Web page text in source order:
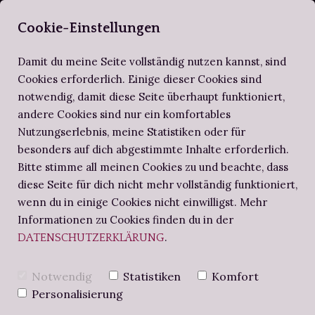
ZIRKEL DER SELBERBUCHBINDER
BUCHBINDEN-WORKSHOPS
BUCHBINDERS BRIEFE
SCHRITT FÜR SCHRITT
BUCHBINDE-PROJEKTE
ALTES WISSEN
NOTIZBUCH
ALTES PAPIER IN
MARMOR -
Cookie-Einstellungen
Damit du meine Seite vollständig nutzen kannst, sind
Cookies erforderlich. Einige dieser Cookies sind
notwendig, damit diese Seite überhaupt funktioniert,
andere Cookies sind nur ein komfortables
Nutzungserlebnis, meine Statistiken oder für
besonders auf dich abgestimmte Inhalte erforderlich.
Bitte stimme all meinen Cookies zu und beachte, dass
diese Seite für dich nicht mehr vollständig funktioniert,
wenn du in einige Cookies nicht einwilligst. Mehr
Informationen zu Cookies finden du in der
DATENSCHUTZERKLÄRUNG.
Notwendig Statistiken
Komfort
Personalisierung